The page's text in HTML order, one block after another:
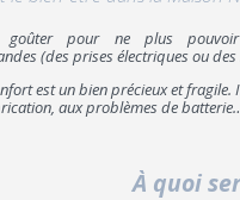
pour ne plus
(des prises électriques ou
est un bien précieux et
aux problèmes de
À quoi